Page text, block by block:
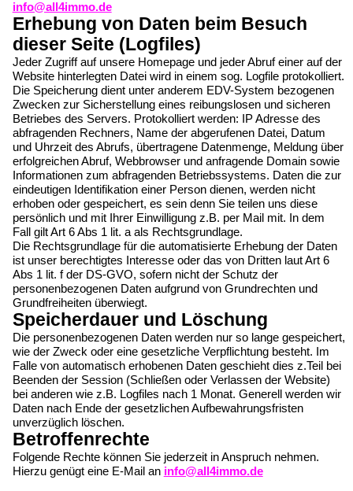
info@all4immo.de
Erhebung von Daten beim Besuch
dieser Seite (Logfiles)
Jeder Zugriff auf unsere Homepage und jeder Abruf einer auf der
Website hinterlegten Datei wird in einem sog. Logfile protokolliert.
Die Speicherung dient unter anderem EDV-System bezogenen
Zwecken zur Sicherstellung eines reibungslosen und sicheren
Betriebes des Servers. Protokolliert werden: IP Adresse des
abfragenden Rechners, Name der abgerufenen Datei, Datum
und Uhrzeit des Abrufs, übertragene Datenmenge, Meldung über
erfolgreichen Abruf, Webbrowser und anfragende Domain sowie
Informationen zum abfragenden Betriebssystems. Daten die zur
eindeutigen Identifikation einer Person dienen, werden nicht
erhoben oder gespeichert, es sein denn Sie teilen uns diese
persönlich und mit Ihrer Einwilligung z.B. per Mail mit. In dem
Fall gilt Art 6 Abs 1 lit. a als Rechtsgrundlage.
Die Rechtsgrundlage für die automatisierte Erhebung der Daten
ist unser berechtigtes Interesse oder das von Dritten laut Art 6
Abs 1 lit. f der DS-GVO, sofern nicht der Schutz der
personenbezogenen Daten aufgrund von Grundrechten und
Grundfreiheiten überwiegt.
Speicherdauer und Löschung
Die personenbezogenen Daten werden nur so lange gespeichert,
wie der Zweck oder eine gesetzliche Verpflichtung besteht. Im
Falle von automatisch erhobenen Daten geschieht dies z.Teil bei
Beenden der Session (Schließen oder Verlassen der Website)
bei anderen wie z.B. Logfiles nach 1 Monat. Generell werden wir
Daten nach Ende der gesetzlichen Aufbewahrungsfristen
unverzüglich löschen.
Betroffenrechte
Folgende Rechte können Sie jederzeit in Anspruch nehmen.
Hierzu genügt eine E-Mail an info@all4immo.de